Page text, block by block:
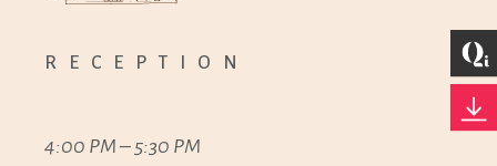
RECEPTION
4:00 PM – 5:30 PM